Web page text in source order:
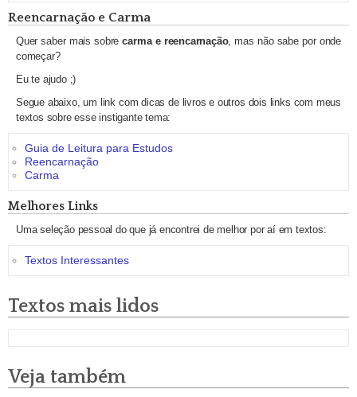
Reencarnação e Carma
Quer saber mais sobrecarma e reencarnação, mas não sabe por onde
começar?
Eu te ajudo ;)
Segue abaixo, um link com dicas de livros e outros dois links com meus
textos sobre esse instigante tema:
Guia de Leitura para Estudos
Reencarnação
Carma
Melhores Links
Uma seleção pessoal do que já encontrei de melhor por aí em textos:
Textos Interessantes
Textos mais lidos
Veja também